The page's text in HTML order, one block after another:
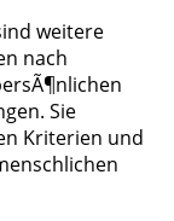
weitere
nach
Sie
Kriterien und